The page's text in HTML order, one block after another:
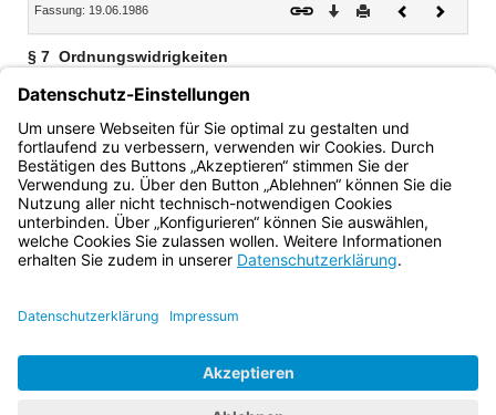
Fassung: 19.06.1986
Download
DruckenVorheriges
§ 7 Ordnungswidrigkeiten
Nach Art. 52 Abs. 1 Nr. 3 BayNatSchG kann mit Geldbuße
bis zu fünfzigtausend Euro belegt werden, wer vorsätzlich
oder fahrlässig den Verboten des § 4 Abs. 1 Satz 2 Nrn. 1
bis 15 oder des § 4 Abs. 2 Nrn. 1 bis 10 zuwiderhandelt.
Bayern.de
BayernPortal
Impressum